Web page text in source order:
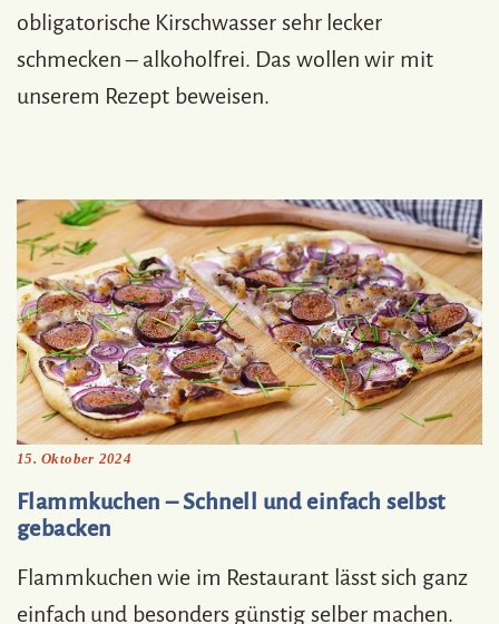
obligatorische Kirschwasser sehr lecker
schmecken – alkoholfrei. Das wollen wir mit
unserem Rezept beweisen.
15. Oktober 2024
Flammkuchen – Schnell und einfach selbst
gebacken
Flammkuchen wie im Restaurant lässt sich ganz
einfach und besonders günstig selber machen.